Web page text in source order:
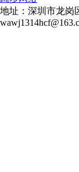
地址：深圳市龙岗